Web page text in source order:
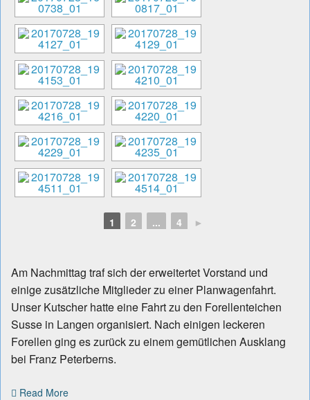
1 2 ... 4 ►
Am Nachmittag traf sich der erweitertet Vorstand und
einige zusätzliche Mitglieder zu einer Planwagenfahrt.
Unser Kutscher hatte eine Fahrt zu den Forellenteichen
Susse in Langen organisiert. Nach einigen leckeren
Forellen ging es zurück zu einem gemütlichen Ausklang
bei Franz Peterberns.
Read More